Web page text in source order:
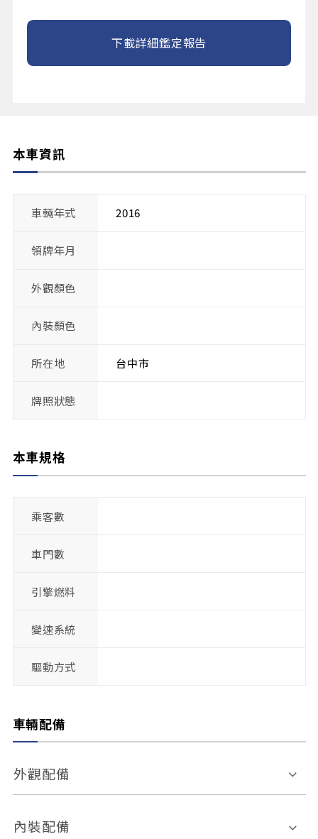
下載詳細鑑定報告
本車資訊
車輛年式 2016
領牌年月
外觀顏色
內裝顏色
所在地 台中市
牌照狀態
本車規格
乘客數
車門數
引擎燃料
變速系統
驅動方式
車輛配備
外觀配備
電動天窗
內裝配備